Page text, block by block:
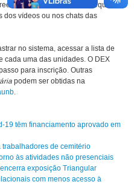
os formulários de frequência
dos vídeos ou nos chats das
no sistema, acessar a lista de
cada uma das unidades. O DEX
para inscrição. Outras
podem ser obtidas na
.
19 têm financiamento aprovado em
de cemitério
às atividades não presenciais
exposição Triangular
com menos acesso à